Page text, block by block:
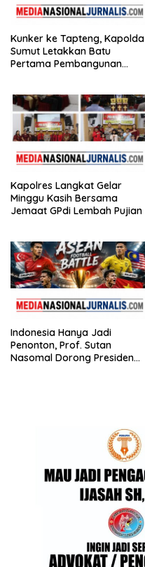
Kunker ke Tapteng, Kapolda
Sumut Letakkan Batu
Pertama Pembangunan
Kapolres Langkat Gelar
Minggu Kasih Bersama
Jemaat GPdi Lembah Pujian
Indonesia Hanya Jadi
Penonton, Prof. Sutan
Nasomal Dorong Presiden